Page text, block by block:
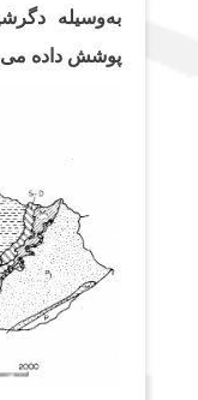
به‌وسیله دگرشیبی می
پوشش داده می‌شوند.